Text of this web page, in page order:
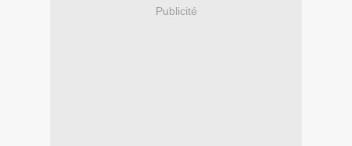
Publicité